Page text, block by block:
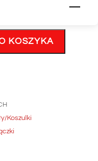
KOSZYKA
Koszulki